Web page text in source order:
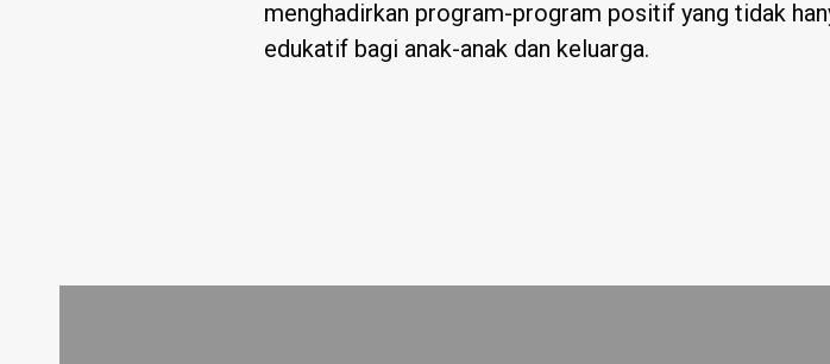
menghadirkan program-program positif yang tidak
edukatif bagi anak-anak dan keluarga.